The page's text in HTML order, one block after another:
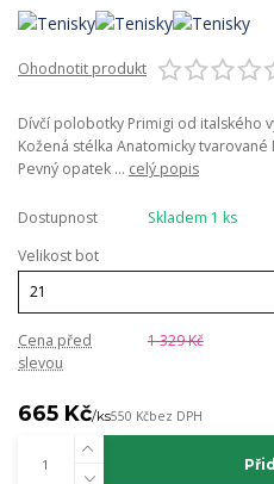
Ohodnotit produkt
Dívčí polobotky Primigi od italského
Kožená stélka Anatomicky
Pevný opatek ... celý popis
Dostupnost
Skladem 1 ks
Velikost bot
Cena před
slevou
1 329 Kč
665 Kč/ks550 Kčbez DPH